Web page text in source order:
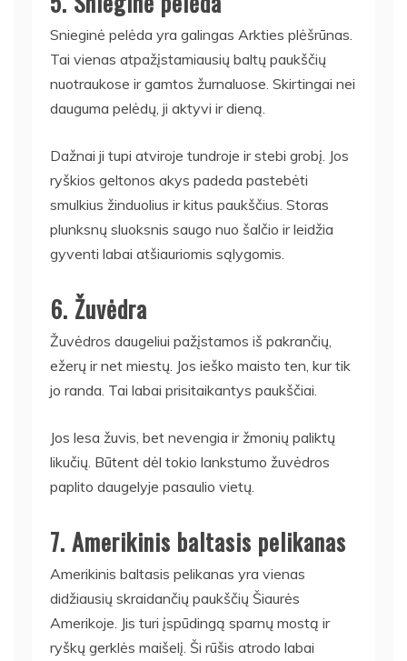
Snieginė pelėda yra galingas Arkties plėšrūnas.
Tai vienas atpažįstamiausių baltų paukščių
nuotraukose ir gamtos žurnaluose. Skirtingai nei
dauguma pelėdų, ji aktyvi ir dieną.
Dažnai ji tupi atviroje tundroje ir stebi grobį. Jos
ryškios geltonos akys padeda pastebėti
smulkius žinduolius ir kitus paukščius. Storas
plunksnų sluoksnis saugo nuo šalčio ir leidžia
gyventi labai atšiauriomis sąlygomis.
6. Žuvėdra
Žuvėdros daugeliui pažįstamos iš pakrančių,
ežerų ir net miestų. Jos ieško maisto ten, kur tik
jo randa. Tai labai prisitaikantys paukščiai.
Jos lesa žuvis, bet nevengia ir žmonių paliktų
likučių. Būtent dėl tokio lankstumo žuvėdros
paplito daugelyje pasaulio vietų.
7. Amerikinis baltasis pelikanas
Amerikinis baltasis pelikanas yra vienas
didžiausių skraidančių paukščių Šiaurės
Amerikoje. Jis turi įspūdingą sparnų mostą ir
ryškų gerklės maišelį. Ši rūšis atrodo labai